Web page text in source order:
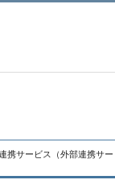
携サービス（外部連携サ